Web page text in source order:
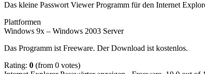
Das kleine Passwort Viewer Programm für den Internet
Plattformen
Windows 9x – Windows 2003 Server
Das Programm ist Freeware. Der Download ist kostenlos.
Rating: 0 (from 0 votes)